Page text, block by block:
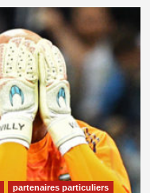
partenaires particuliers